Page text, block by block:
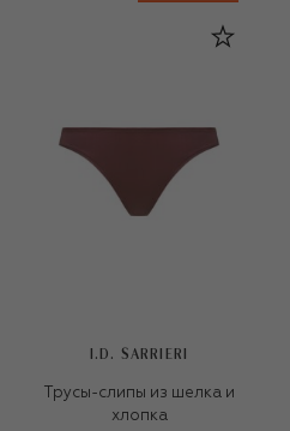
I.D. SARRIERI
Трусы-слипы из шелка и
хлопка